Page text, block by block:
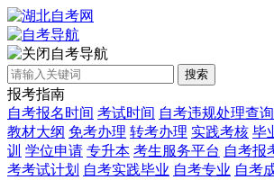
自考导航
搜索
报考指南
自考报名时间 考试时间 自考违规处理查询
教材大纲 免考办理 转考办理 实践考核 毕
训 学位申请 专升本 考生服务平台 自考报
考考试计划 自考实践毕业 自考专业 自考